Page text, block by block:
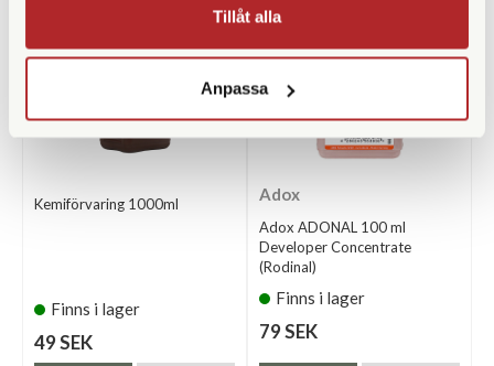
Tillåt alla
Anpassa
Kemiförvaring 1000ml
Finns i lager
49 SEK
Adox
Adox ADONAL 100 ml
Developer Concentrate
(Rodinal)
Finns i lager
79 SEK